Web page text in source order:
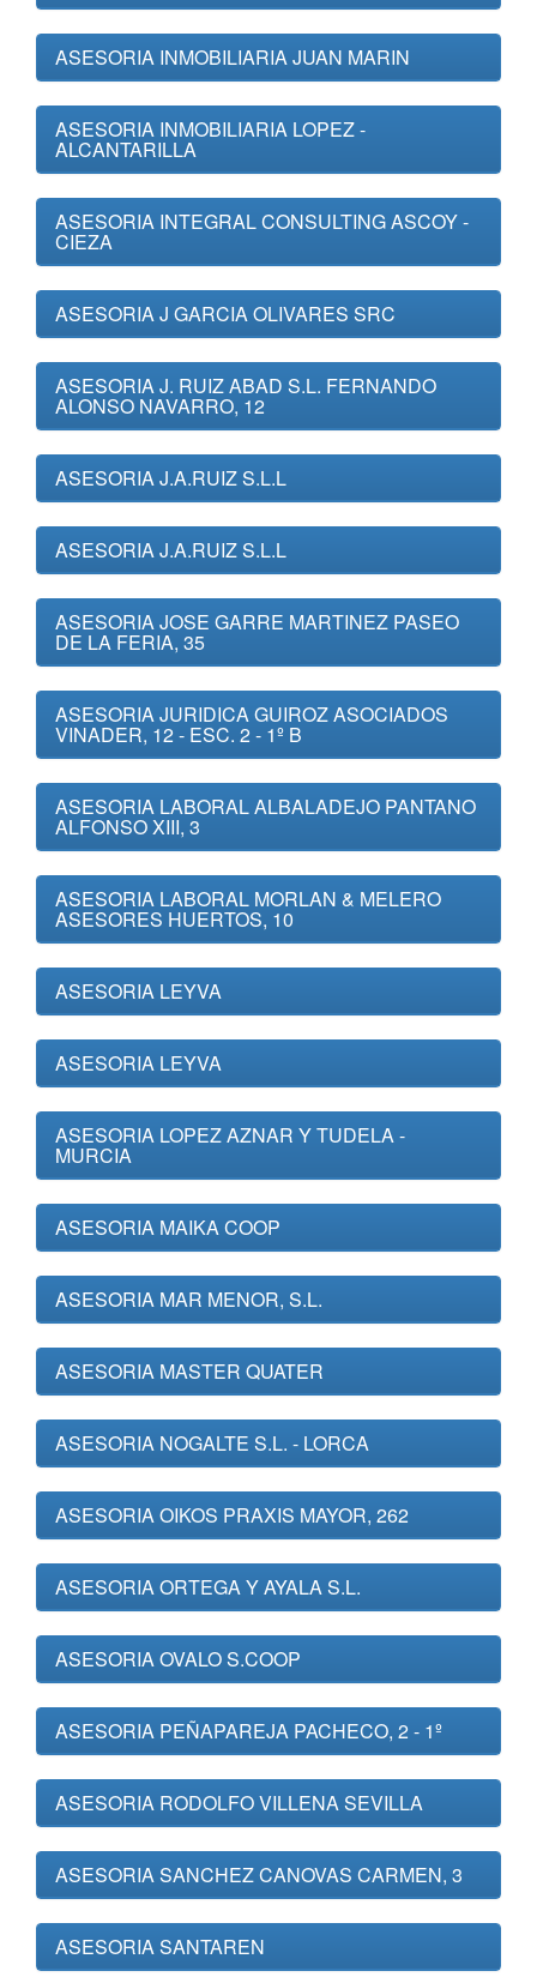
ASESORIA INMOBILIARIA JUAN MARIN
ASESORIA INMOBILIARIA LOPEZ -
ALCANTARILLA
ASESORIA INTEGRAL CONSULTING ASCOY -
CIEZA
ASESORIA J GARCIA OLIVARES SRC
ASESORIA J. RUIZ ABAD S.L. FERNANDO
ALONSO NAVARRO, 12
ASESORIA J.A.RUIZ S.L.L
ASESORIA J.A.RUIZ S.L.L
ASESORIA JOSE GARRE MARTINEZ PASEO
DE LA FERIA, 35
ASESORIA JURIDICA GUIROZ ASOCIADOS
VINADER, 12 - ESC. 2 - 1º B
ASESORIA LABORAL ALBALADEJO PANTANO
ALFONSO XIII, 3
ASESORIA LABORAL MORLAN & MELERO
ASESORES HUERTOS, 10
ASESORIA LEYVA
ASESORIA LEYVA
ASESORIA LOPEZ AZNAR Y TUDELA -
MURCIA
ASESORIA MAIKA COOP
ASESORIA MAR MENOR, S.L.
ASESORIA MASTER QUATER
ASESORIA NOGALTE S.L. - LORCA
ASESORIA OIKOS PRAXIS MAYOR, 262
ASESORIA ORTEGA Y AYALA S.L.
ASESORIA OVALO S.COOP
ASESORIA PEÑAPAREJA PACHECO, 2 - 1º
ASESORIA RODOLFO VILLENA SEVILLA
ASESORIA SANCHEZ CANOVAS CARMEN, 3
ASESORIA SANTAREN